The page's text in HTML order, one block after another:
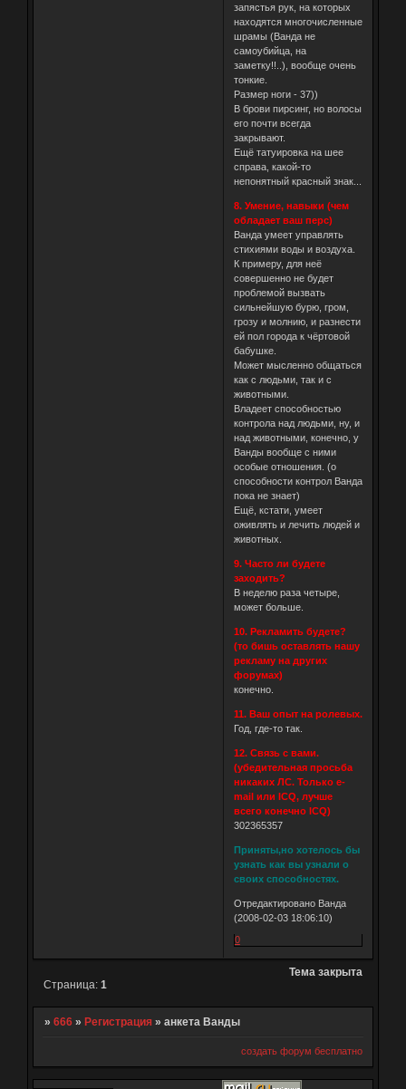
запястья рук, на которых
находятся многочисленные
шрамы (Ванда не
самоубийца, на
заметку!!..), вообще очень
тонкие.
Размер ноги - 37))
В брови пирсинг, но волосы
его почти всегда
закрывают.
Ещё татуировка на шее
справа, какой-то
непонятный красный знак...
8. Умение, навыки (чем
обладает ваш перс)
Ванда умеет управлять
стихиями воды и воздуха.
К примеру, для неё
совершенно не будет
проблемой вызвать
сильнейшую бурю, гром,
грозу и молнию, и разнести
ей пол города к чёртовой
бабушке.
Может мысленно общаться
как с людьми, так и с
животными.
Владеет способностью
контрола над людьми, ну, и
над животными, конечно, у
Ванды вообще с ними
особые отношения. (о
способности контрол Ванда
пока не знает)
Ещё, кстати, умеет
оживлять и лечить людей и
животных.
9. Часто ли будете
заходить?
В неделю раза четыре,
может больше.
10. Рекламить будете?
(то бишь оставлять нашу
рекламу на других
форумах)
конечно.
11. Ваш опыт на ролевых.
Год, где-то так.
12. Связь с вами.
(убедительная просьба
никаких ЛС. Только e-
mail или ICQ, лучше
всего конечно ICQ)
302365357
Приняты,но хотелось бы
узнать как вы узнали о
своих способностях.
Отредактировано Ванда
(2008-02-03 18:06:10)
0
Тема закрыта
Страница: 1
» 666 » Регистрация » анкета Ванды
создать форум бесплатно